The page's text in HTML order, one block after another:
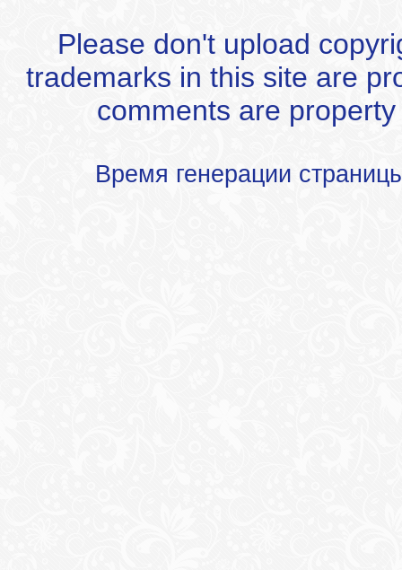
Please don't upload
trademarks in this site are
comments are
Время генерации